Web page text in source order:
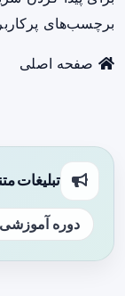
برچسب‌های
صفحه اصلی
تبلیغات
دوره آموزشی ATLS